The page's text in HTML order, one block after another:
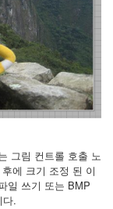
그림 컨트롤 호출 노
에 크기 조정 된 이
일 쓰기 또는 BMP
.